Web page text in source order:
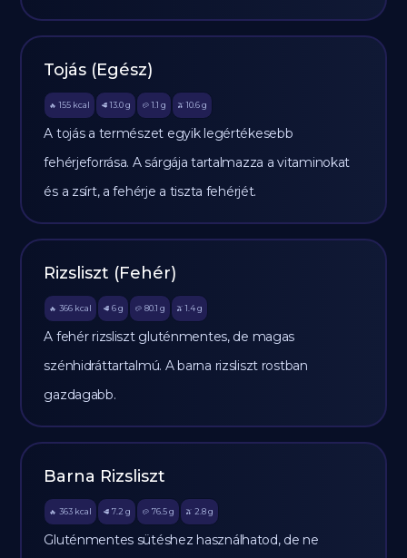
Tojás (Egész)
🔥 155 kcal 🥩 13.0 g 🥔 1.1 g 🫒 10.6 g
A tojás a természet egyik legértékesebb
fehérjeforrása. A sárgája tartalmazza a vitaminokat
és a zsírt, a fehérje a tiszta fehérjét.
Rizsliszt (Fehér)
🔥 366 kcal 🥩 6 g 🥔 80.1 g 🫒 1.4 g
A fehér rizsliszt gluténmentes, de magas
szénhidráttartalmú. A barna rizsliszt rostban
gazdagabb.
Barna Rizsliszt
🔥 363 kcal 🥩 7.2 g 🥔 76.5g 🫒 2.8 g
Gluténmentes sütéshez használhatod, de ne